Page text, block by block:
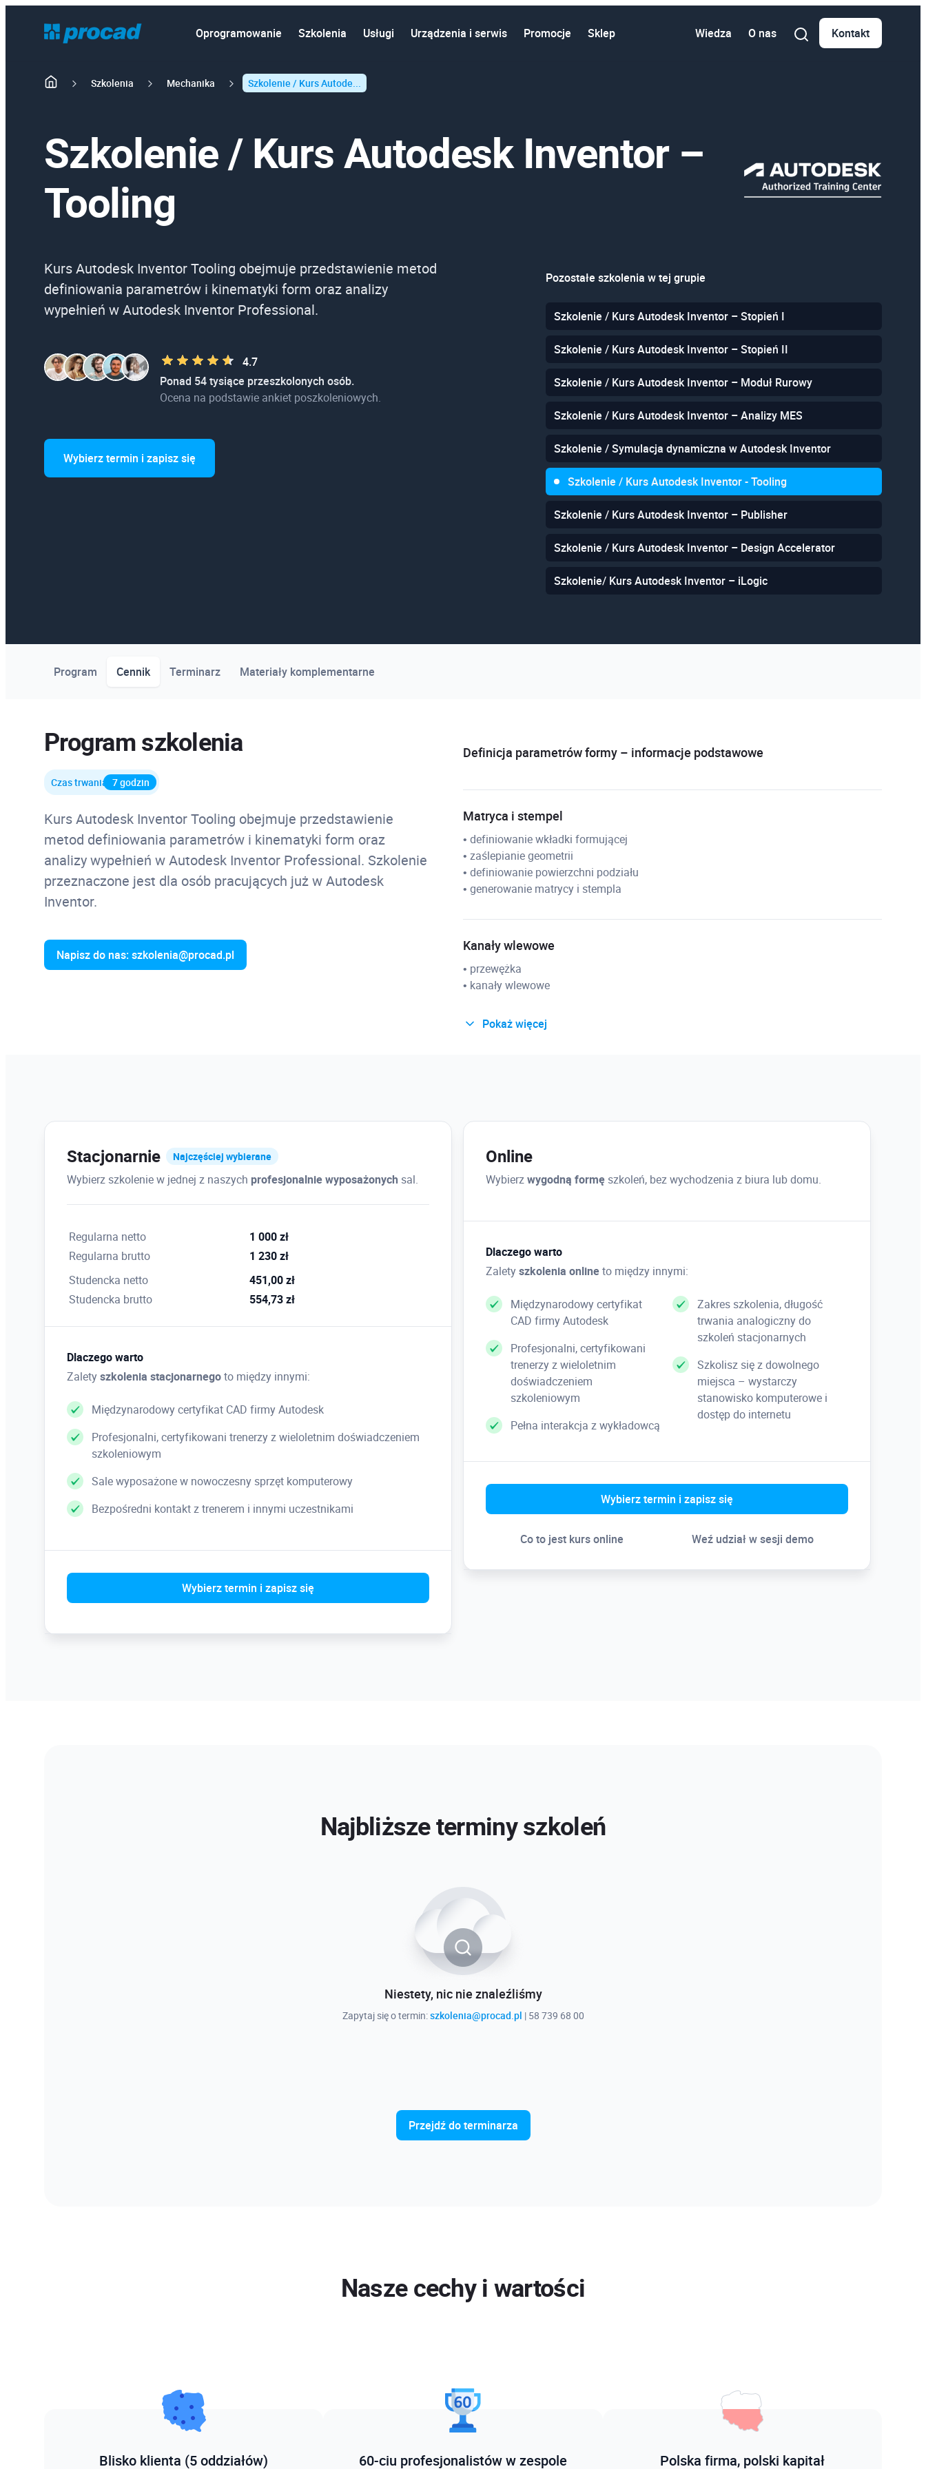
Oprogramowanie Szkolenia Usługi Urządzenia i serwis Promocje Sklep Wiedza O nas Kontakt
Szkolenia Mechanika Szkolenie / Kurs Autode...
Szkolenie / Kurs Autodesk Inventor –
Tooling
Kurs Autodesk Inventor Tooling obejmuje przedstawienie metod
definiowania parametrów i kinematyki form oraz analizy
wypełnień w Autodesk Inventor Professional.
4.7
Ponad 54 tysiące przeszkolonych osób.
Ocena na podstawie ankiet poszkoleniowych.
Wybierz termin i zapisz się
Pozostałe szkolenia w tej grupie
Szkolenie / Kurs Autodesk Inventor – Stopień I
Szkolenie / Kurs Autodesk Inventor – Stopień II
Szkolenie / Kurs Autodesk Inventor – Moduł Rurowy
Szkolenie / Kurs Autodesk Inventor – Analizy MES
Szkolenie / Symulacja dynamiczna w Autodesk Inventor
Szkolenie / Kurs Autodesk Inventor - Tooling
Szkolenie / Kurs Autodesk Inventor – Publisher
Szkolenie / Kurs Autodesk Inventor – Design Accelerator
Szkolenie/ Kurs Autodesk Inventor – iLogic
Program Cennik Terminarz Materiały komplementarne
Program szkolenia
Czas trwania 7 godzin
Kurs Autodesk Inventor Tooling obejmuje przedstawienie
metod definiowania parametrów i kinematyki form oraz
analizy wypełnień w Autodesk Inventor Professional. Szkolenie
przeznaczone jest dla osób pracujących już w Autodesk
Inventor.
Napisz do nas: szkolenia@procad.pl
Definicja parametrów formy – informacje podstawowe
Matryca i stempel
• definiowanie wkładki formującej
• zaślepianie geometrii
• definiowanie powierzchni podziału
• generowanie matrycy i stempla
Kanały wlewowe
• przewężka
• kanały wlewowe
elementów)
Chłodzenie
• kanały chłodzące
• komponenty systemu chłodzenia
Analizy wypełnienia
• przygotowanie i realizacja rozsuwania opracowanych form
Dokumentacja 2D
Pokaż więcej
Stacjonarnie Najczęściej wybierane
Wybierz szkolenie w jednej z naszych profesjonalnie wyposażonych sal.
Regularna netto
1 000 zł
Regularna brutto
1 230 zł
Studencka netto
451,00 zł
Studencka brutto
554,73 zł
Dlaczego warto
Zaletyszkolenia stacjonarnegoto między innymi:
Międzynarodowy certyfikat CAD firmy Autodesk
Profesjonalni, certyfikowani trenerzy z wieloletnim doświadczeniem
szkoleniowym
Sale wyposażone w nowoczesny sprzęt komputerowy
Bezpośredni kontakt z trenerem i innymi uczestnikami
Wybierz termin i zapisz się
Online
Wybierzwygodną formę szkoleń, bez wychodzenia z biura lub domu.
Dlaczego warto
Zaletyszkolenia onlineto między innymi:
Międzynarodowy certyfikat
CAD firmy Autodesk
Profesjonalni, certyfikowani
trenerzy z wieloletnim
doświadczeniem
szkoleniowym
Pełna interakcja z wykładowcą
Zakres szkolenia, długość
trwania analogiczny do
szkoleń stacjonarnych
Szkolisz się z dowolnego
miejsca – wystarczy
stanowisko komputerowe i
dostęp do internetu
Wybierz termin i zapisz się
Co to jest kurs online Weź udział w sesji demo
Najbliższe terminy szkoleń
Niestety, nic nie znaleźliśmy
Zapytaj się o termin:szkolenia@procad.pl | 58 739 68 00
Przejdź do terminarza
Nasze cechy i wartości
Blisko klienta (5 oddziałów) 60-ciu profesjonalistów w zespole Polska firma, polski kapitał